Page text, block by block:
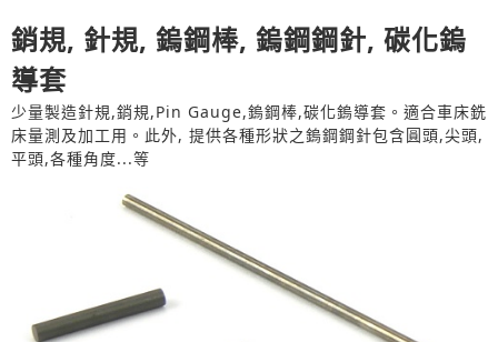
銷規, 針規, 鎢鋼棒, 鎢鋼鋼針, 碳化鎢
導套
少量製造針規,銷規,Pin Gauge,鎢鋼棒,碳化鎢導套。適合車床銑
床量測及加工用。此外, 提供各種形狀之鎢鋼鋼針包含圓頭,尖頭,
平頭,各種角度...等